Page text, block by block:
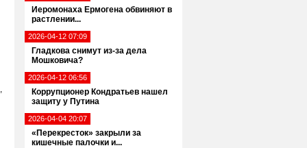
Иеромонаха Ермогена обвиняют в
растлении...
2026-04-12 07:09
Гладкова снимут из-за дела
Мошковича?
2026-04-12 06:56
Коррупционер Кондратьев нашел
защиту у Путина
2026-04-04 20:07
«Перекресток» закрыли за
кишечные палочки и...